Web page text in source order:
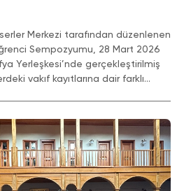
Merkezi tarafından düzenlenen
Sempozyumu, 28 Mart 2026
Yerleşkesi’nde gerçekleştirilmiş
vakıf kayıtlarına dair farklı